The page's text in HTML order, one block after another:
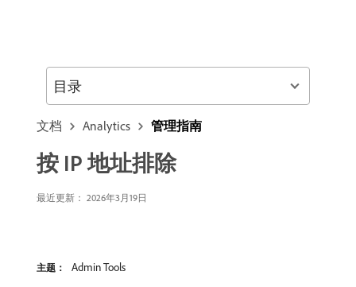
文档 Analytics 管理指南
按 IP 地址排除
最近更新： 2026年3月19日
主题： Admin Tools
目录